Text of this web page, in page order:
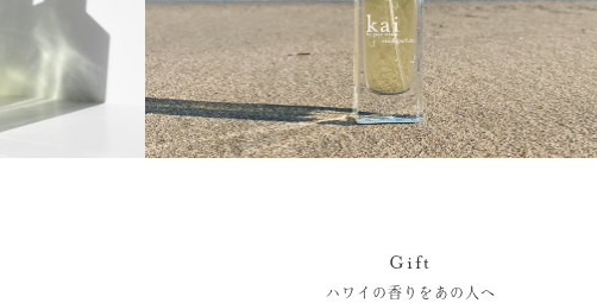
Gift
ハワイの香りをあの人へ